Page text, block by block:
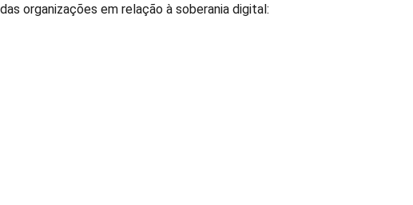
organizações em relação à soberania digital: